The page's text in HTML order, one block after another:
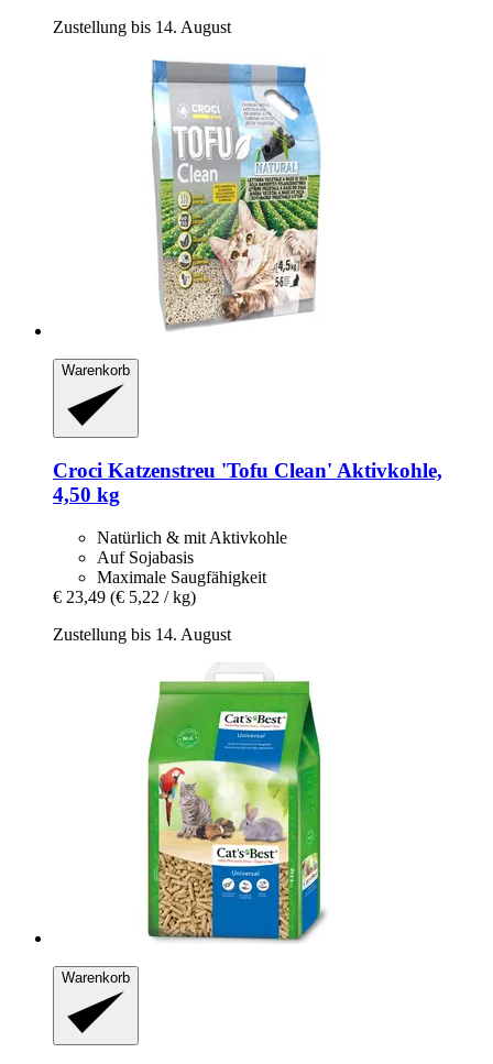
Zustellung bis 14. August
Warenkorb
Croci Katzenstreu 'Tofu Clean' Aktivkohle,
4,50 kg
Natürlich & mit Aktivkohle
Auf Sojabasis
Maximale Saugfähigkeit
€ 23,49 (€ 5,22 / kg)
Zustellung bis 14. August
Warenkorb